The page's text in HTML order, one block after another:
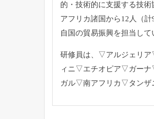
的・技術的に支援する技術
アフリカ諸国から12人（計
自国の貿易振興を担当して
研修員は、▽アルジェリ
ィニ▽エチオピア▽ガー
ガル▽南アフリカ▽ タン